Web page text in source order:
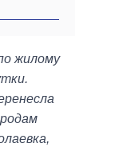
жилому